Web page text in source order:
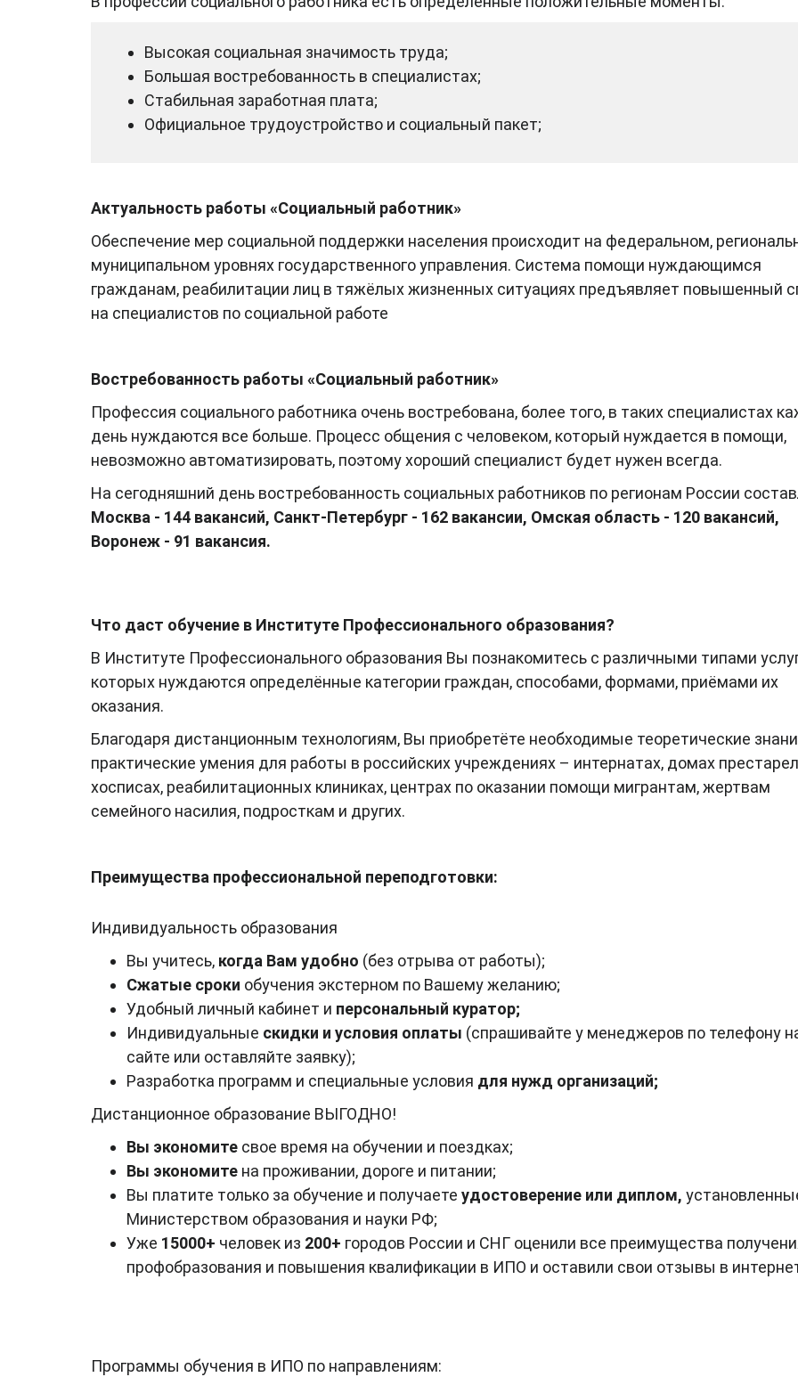
Высокая социальная значимость труда;
Большая востребованность в специалистах;
Стабильная заработная плата;
Официальное трудоустройство и социальный пакет;
Актуальность работы «Социальный работник»
Обеспечение мер социальной поддержки населения происходит на федеральном,
муниципальном уровнях государственного управления. Система помощи нуждающимся
гражданам, реабилитации лиц в тяжёлых жизненных ситуациях предъявляет повышенный
на специалистов по социальной работе
Востребованность работы «Социальный работник»
Профессия социального работника очень востребована, более того, в таких специалистах
день нуждаются все больше. Процесс общения с человеком, который нуждается в помощи,
невозможно автоматизировать, поэтому хороший специалист будет нужен всегда.
На сегодняшний день востребованность социальных работников по регионам России
Москва - 144 вакансий, Санкт-Петербург - 162 вакансии, Омская область - 120 вакансий,
Воронеж - 91 вакансия.
Что даст обучение в Институте Профессионального образования?
В Институте Профессионального образования Вы познакомитесь с различными типами
которых нуждаются определённые категории граждан, способами, формами, приёмами их
оказания.
Благодаря дистанционным технологиям, Вы приобретёте необходимые теоретические
практические умения для работы в российских учреждениях – интернатах, домах
хосписах, реабилитационных клиниках, центрах по оказании помощи мигрантам, жертвам
семейного насилия, подросткам и других.
Преимущества профессиональной переподготовки:
Индивидуальность образования
Вы учитесь, когда Вам удобно (без отрыва от работы);
Сжатые сроки обучения экстерном по Вашему желанию;
Удобный личный кабинет и персональный куратор;
Индивидуальные скидки и условия оплаты (спрашивайте у менеджеров по телефону
сайте или оставляйте заявку);
Разработка программ и специальные условия для нужд организаций;
Дистанционное образование ВЫГОДНО!
Вы экономите свое время на обучении и поездках;
Вы экономите на проживании, дороге и питании;
Вы платите только за обучение и получаете удостоверение или диплом,
Министерством образования и науки РФ;
Уже 15000+ человек из 200+ городов России и СНГ оценили все преимущества
профобразования и повышения квалификации в ИПО и оставили свои отзывы в
Программы обучения в ИПО по направлениям: